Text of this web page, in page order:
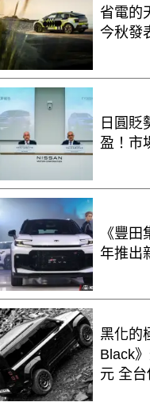
省電的
今秋發
日圓貶
盈！市
《豐
年推出
黑化的
Black
元 全